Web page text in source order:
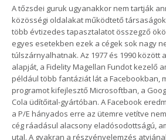
A tőzsdei guruk ugyanakkor nem tartják
közösségi oldalakat működtető
több évtizedes tapasztalatot összegző
egyes esetekben ezek a cégek sok nagy
túlszárnyalhatnak. Az 1977 és 1990 között
alapját, a Fidelity Magellan Fundot kezelő
például több fantáziát lát a Facebookban,
programot kifejlesztő Microsoftban, a
Cola üdítőital-gyártóban. A Facebook
a P/E hányados erre az ütemre vetítve
cég ráadásul alacsony eladósodottságú,
utal. A gyakran a részvényelemzés